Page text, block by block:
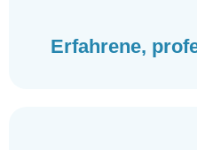
Erfahrene,